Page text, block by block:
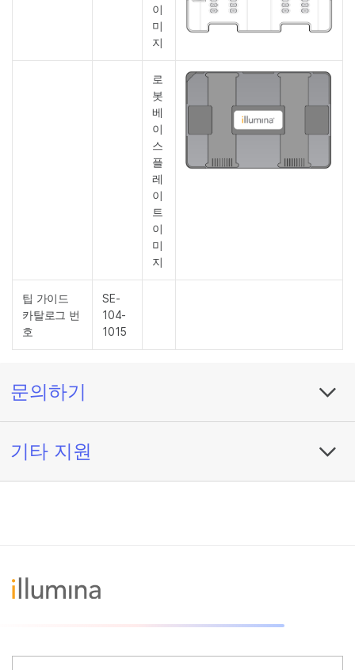
이
미
지
로
봇
베
이
스
플
레
이
트
이
미
지
팁 가이드
카탈로그 번
호
SE-
104-
1015
문의하기
기타 지원